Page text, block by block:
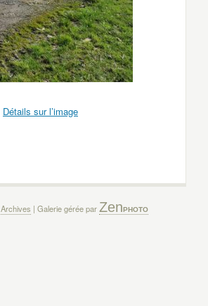
Détails sur l’image
Archives | Galerie gérée parZenPHOTO